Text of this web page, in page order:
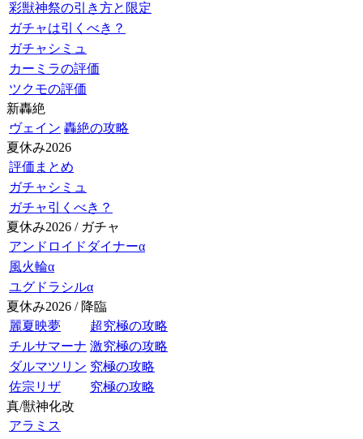
彩獣神祭の引き方と限定
ガチャは引くべき？
ガチャシミュ
カーミラの評価
ツクモの評価
新轟絶
ヴェイン 轟絶の攻略
夏休み2026
評価まとめ
ガチャシミュ
ガチャ引くべき？
夏休み2026 / ガチャ
アンドロイドダイナーα
風火輪α
ユグドラシルα
夏休み2026 / 降臨
麗夏映夢
超究極の攻略
チルサマーナ 激究極の攻略
ダルマツリン 究極の攻略
佐宗リザ
究極の攻略
真/獣神化改
アラミス